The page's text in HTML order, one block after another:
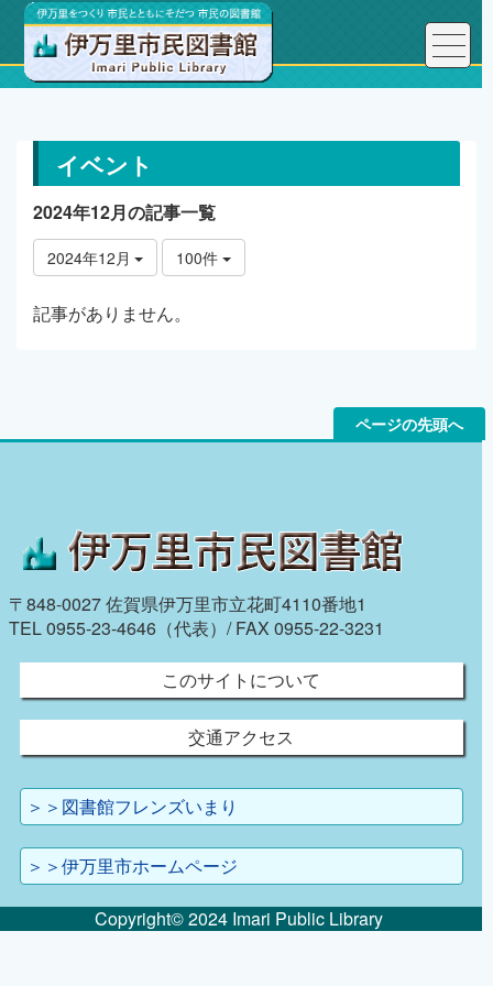
トップページ イベント情報
イベント
2024年12月の記事一覧
2024年12月 100件
記事がありません。
ページの先頭へ
〒848-0027 佐賀県伊万里市立花町4110番地1
TEL 0955-23-4646（代表）/ FAX 0955-22-3231
このサイトについて
交通アクセス
＞＞図書館フレンズいまり
＞＞伊万里市ホームページ
Copyright© 2024 Imari Public Library